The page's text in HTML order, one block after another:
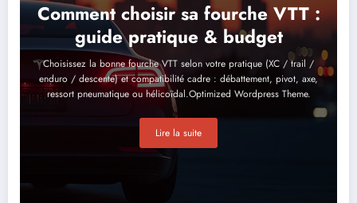
Comment choisir sa fourche VTT :
guide pratique & budget
Choisissez la bonne fourche VTT selon votre pratique (XC / trail /
enduro / descente) et compatibilité cadre : débattement, pivot, axe,
ressort pneumatique ou hélicoïdal.Optimized Wordpress Theme.
Lire la suite